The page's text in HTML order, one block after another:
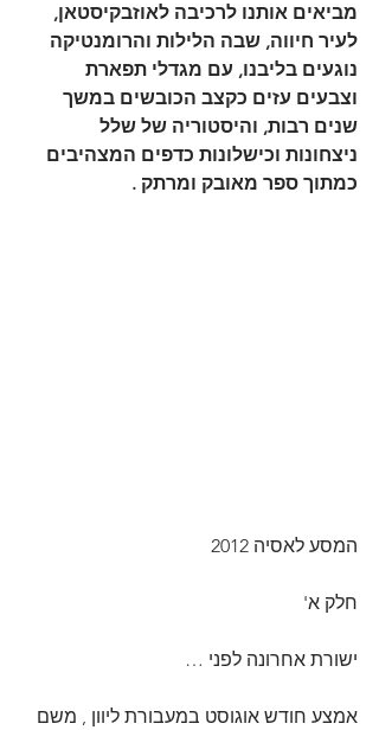
מביאים אותנו לרכיבה לאוזבקיסטאן,
לעיר חיווה, שבה הלילות והרומנטיקה
נוגעים בליבנו, עם מגדלי תפארת
וצבעים עזים כקצב הכובשים במשך
שנים רבות, והיסטוריה של שלל
ניצחונות וכישלונות כדפים המצהיבים
כמתוך ספר מאובק ומרתק .
המסע לאסיה 2012
חלק א'
ישורת אחרונה לפני …
אמצע חודש אוגוסט במעבורת ליוון , משם